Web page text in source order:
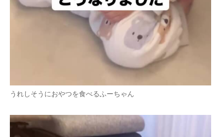
うれしそうにおやつを食べるふーちゃん